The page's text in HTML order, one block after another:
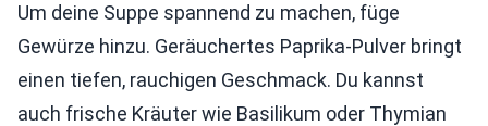
Um deine Suppe spannend zu machen, füge
Gewürze hinzu. Geräuchertes Paprika-Pulver bringt
einen tiefen, rauchigen Geschmack. Du kannst
auch frische Kräuter wie Basilikum oder Thymian